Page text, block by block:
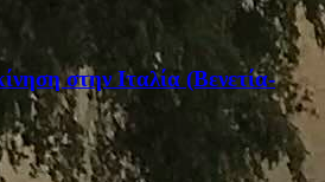
στην Ιταλία (Βενετία-